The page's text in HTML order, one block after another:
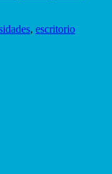
, escritorio